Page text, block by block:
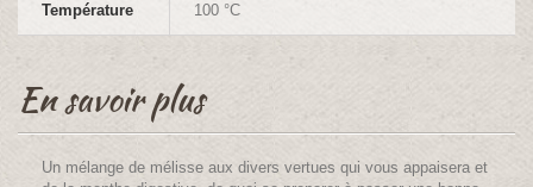
Température 100 °C
En savoir plus
Un mélange de mélisse aux divers vertues qui vous appaisera et